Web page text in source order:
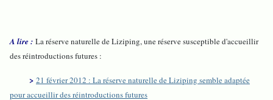
A lire : La réserve naturelle de Liziping, une réserve susceptible d'accueillir
des réintroductions futures :
> 21 février 2012 : La réserve naturelle de Liziping semble adaptée
pour accueillir des réintroductions futures